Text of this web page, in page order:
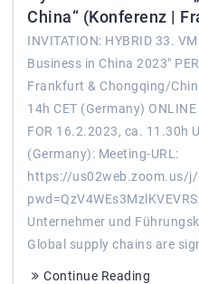
China“ (Konferenz |
INVITATION: HYBRID 33.
Business in China 2023″
Frankfurt & Chongqing/
14h CET (Germany) ONLINE
FOR 16.2.2023, ca. 11.30h
(Germany): Meeting-URL:
https://us02web.zoom.us/
Unternehmer und
Global supply chains are
Continue Reading